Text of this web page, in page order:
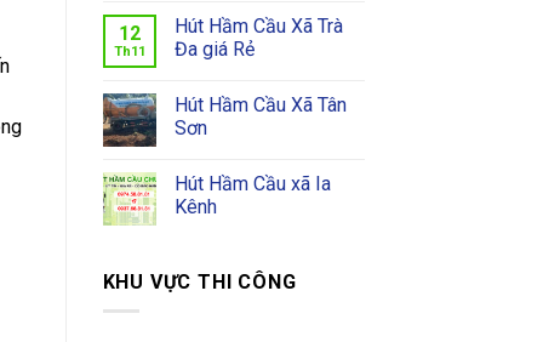
12
Th11
Hút Hầm Cầu Xã Trà
Đa giá Rẻ
Hút Hầm Cầu Xã Tân
Sơn
Hút Hầm Cầu xã Ia
Kênh
KHU VỰC THI CÔNG